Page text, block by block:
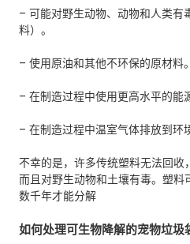
– 可能对野生动物、动物和人类有
料）。
– 使用原油和其他不环保的原材料。
– 在制造过程中使用更高水平的能
– 在制造过程中温室气体排放到环
不幸的是，许多传统塑料无法回收
而且对野生动物和土壤有毒。塑
数千年才能分解
如何处理可生物降解的宠物垃圾